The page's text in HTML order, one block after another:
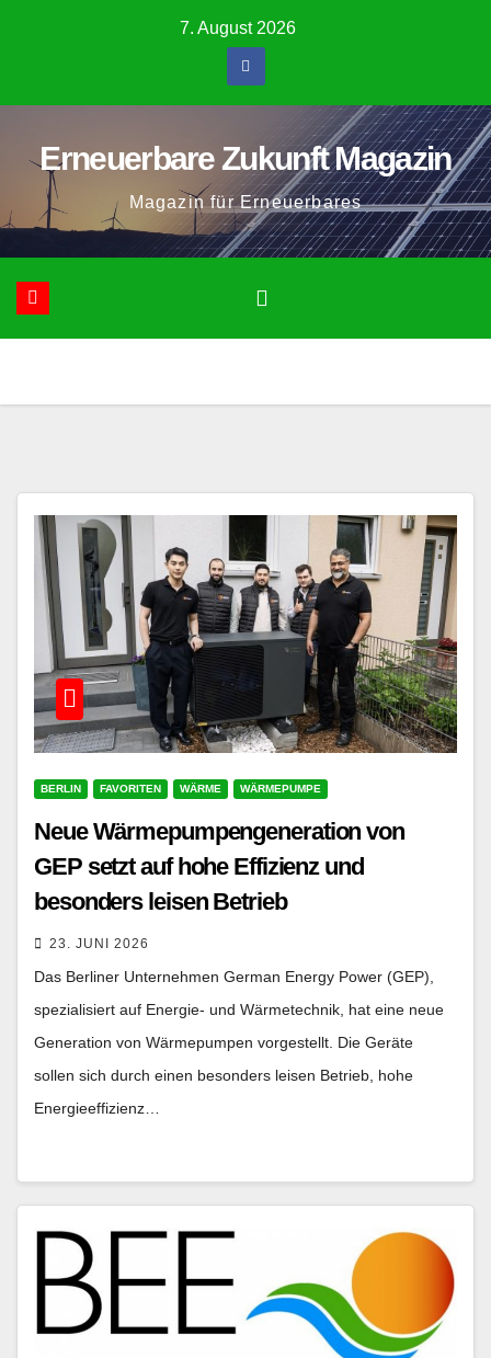
7. August 2026
Erneuerbare Zukunft Magazin
Magazin für Erneuerbares
BERLIN FAVORITEN WÄRME WÄRMEPUMPE
Neue Wärmepumpengeneration von
GEP setzt auf hohe Effizienz und
besonders leisen Betrieb
23. JUNI 2026
Das Berliner Unternehmen German Energy Power (GEP),
spezialisiert auf Energie- und Wärmetechnik, hat eine neue
Generation von Wärmepumpen vorgestellt. Die Geräte
sollen sich durch einen besonders leisen Betrieb, hohe
Energieeffizienz…